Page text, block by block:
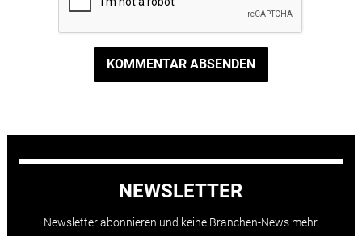
KOMMENTAR ABSENDEN
NEWSLETTER
Newsletter abonnieren und keine Branchen-News mehr